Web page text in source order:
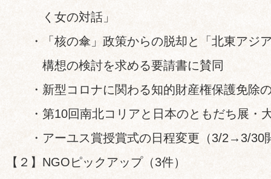
く女の対話」
・「核の傘」政策からの脱却と「北東アジ
構想の検討を求める要請書に賛同
・新型コロナに関わる知的財産権保護免除
・第10回南北コリアと日本のともだち展
・アーユス賞授賞式の日程変更（3/2→3/30
【２】NGOピックアップ（3件）